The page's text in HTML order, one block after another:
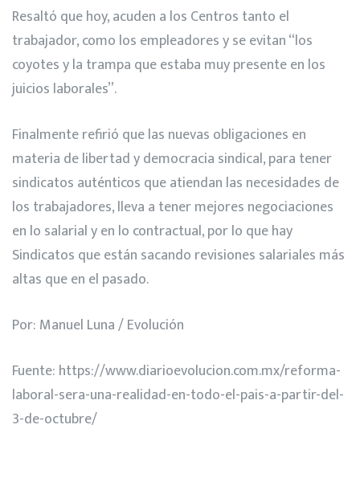
Resaltó que hoy, acuden a los Centros tanto el
trabajador, como los empleadores y se evitan “los
coyotes y la trampa que estaba muy presente en los
juicios laborales”.
Finalmente refirió que las nuevas obligaciones en
materia de libertad y democracia sindical, para tener
sindicatos auténticos que atiendan las necesidades de
los trabajadores, lleva a tener mejores negociaciones
en lo salarial y en lo contractual, por lo que hay
Sindicatos que están sacando revisiones salariales más
altas que en el pasado.
Por: Manuel Luna / Evolución
Fuente: https://www.diarioevolucion.com.mx/reforma-
laboral-sera-una-realidad-en-todo-el-pais-a-partir-del-
3-de-octubre/